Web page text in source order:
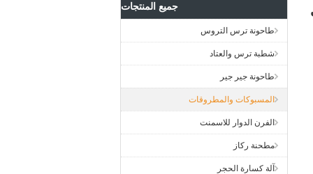
جميع المنتجات
طاحونة ترس التروس
شطبة ترس والعتاد
طاحونة جير جير
المسبوكات والمطروقات
الفرن الدوار للاسمنت
مطحنة ركاز
آلة كسارة الحجر